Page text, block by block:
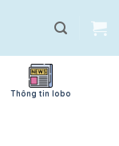
Thông tin lobo